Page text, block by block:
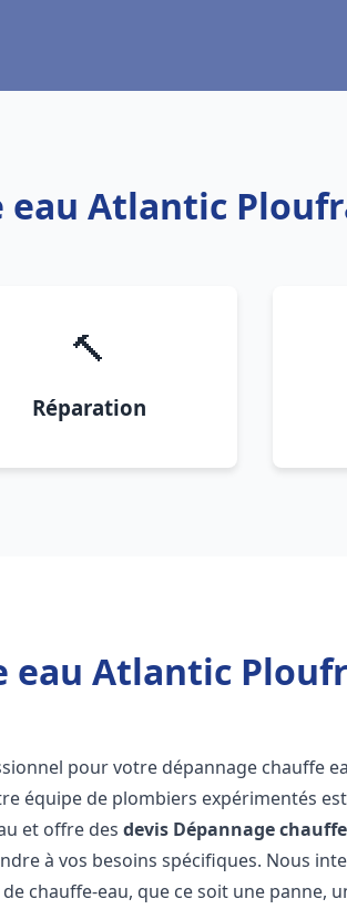
eau Atlantic
🔨
Réparation
eau Atlantic
pour votre dépannage chauffe
équipe de plombiers expérimentés
et offre desdevis Dépannage
à vos besoins spécifiques. Nous
chauffe-eau, que ce soit une panne,